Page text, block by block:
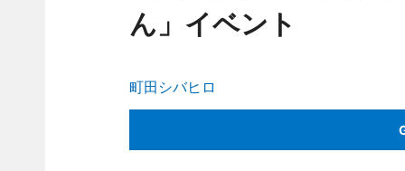
ん」イベント
町田シバヒロ